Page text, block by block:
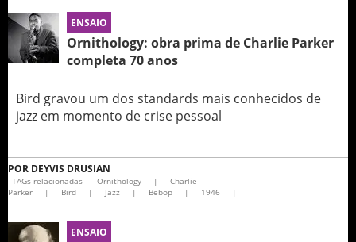
ENSAIO
Ornithology: obra prima de Charlie Parker
completa 70 anos
Bird gravou um dos standards mais conhecidos de
jazz em momento de crise pessoal
POR DEYVIS DRUSIAN
TAGs relacionadas Ornithology |
Charlie
Parker
| Bird | Jazz | Bebop | 1946 |
ENSAIO